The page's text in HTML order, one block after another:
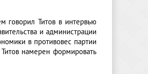
говорил Титов в интервью
и администрации
в противовес партии
намерен формировать